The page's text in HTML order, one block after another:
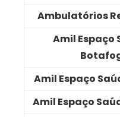
Ambulatórios
Amil Espaço
Amil Espaço
Amil Espaço